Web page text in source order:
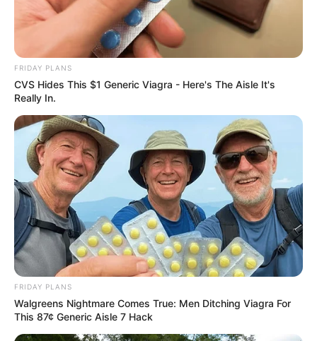
FRIDAY PLANS
CVS Hides This $1 Generic Viagra - Here's The Aisle It's
Really In.
FRIDAY PLANS
Walgreens Nightmare Comes True: Men Ditching Viagra For
This 87¢ Generic Aisle 7 Hack